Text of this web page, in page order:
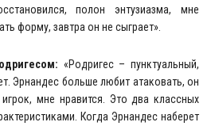
полон энтузиазма, мне
форму, завтра он не сыграет».
«Родригес – пунктуальный,
Эрнандес больше любит атаковать, он
мне нравится. Это два классных
Когда Эрнандес наберет